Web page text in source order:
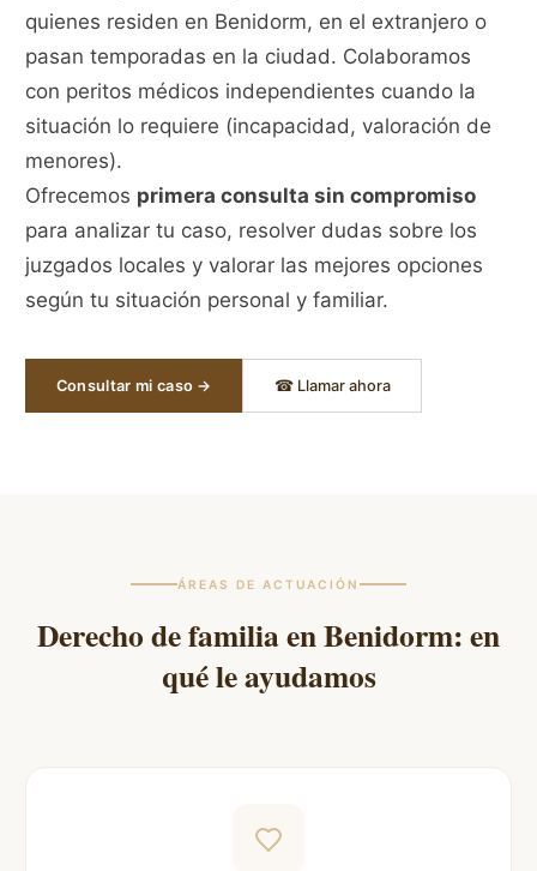
quienes residen en Benidorm, en el extranjero o
pasan temporadas en la ciudad. Colaboramos
con peritos médicos independientes cuando la
situación lo requiere (incapacidad, valoración de
menores).
Ofrecemos primera consulta sin compromiso
para analizar tu caso, resolver dudas sobre los
juzgados locales y valorar las mejores opciones
según tu situación personal y familiar.
Consultar mi caso → ☎ Llamar ahora
ÁREAS DE ACTUACIÓN
Derecho de familia enBenidorm: en
qué le ayudamos